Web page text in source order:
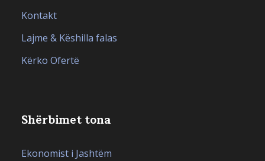
Kontakt
Lajme & Këshilla falas
Kërko Ofertë
Shërbimet tona
Ekonomist i Jashtëm